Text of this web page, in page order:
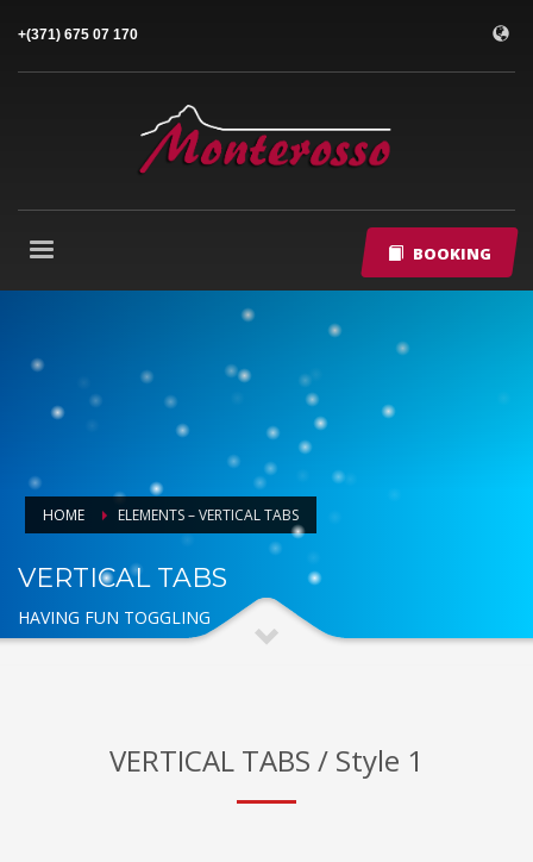
+(371) 675 07 170
BOOKING
HOME ELEMENTS – VERTICAL TABS
VERTICAL TABS
HAVING FUN TOGGLING
VERTICAL TABS / Style 1